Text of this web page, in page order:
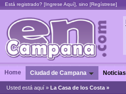
Está registrado? [Ingrese Aquí], sino [Regístrese]
Home Ciudad de Campana Noticias
Usted está aquí » La Casa de los Costa »